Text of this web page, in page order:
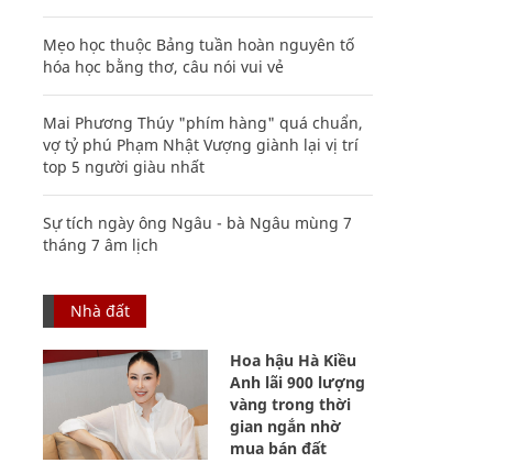
Mẹo học thuộc Bảng tuần hoàn nguyên tố
hóa học bằng thơ, câu nói vui vẻ
Mai Phương Thúy "phím hàng" quá chuẩn,
vợ tỷ phú Phạm Nhật Vượng giành lại vị trí
top 5 người giàu nhất
Sự tích ngày ông Ngâu - bà Ngâu mùng 7
tháng 7 âm lịch
Nhà đất
Hoa hậu Hà Kiều
Anh lãi 900 lượng
vàng trong thời
gian ngắn nhờ
mua bán đất